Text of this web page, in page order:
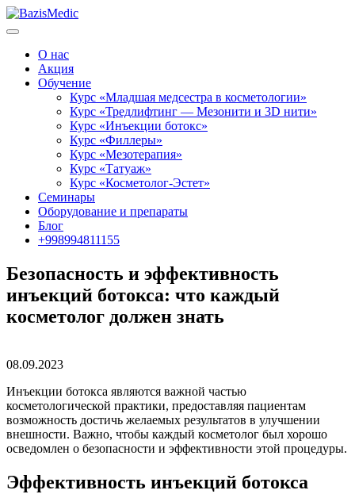
О нас
Акция
Обучение
Курс «Младшая медсестра в косметологии»
Курс «Тредлифтинг — Мезонити и 3D нити»
Курс «Инъекции ботокс»
Курс «Филлеры»
Курс «Мезотерапия»
Курс «Татуаж»
Курс «Косметолог-Эстет»
Семинары
Оборудование и препараты
Блог
+998994811155
Безопасность и эффективность
инъекций ботокса: что каждый
косметолог должен знать
08.09.2023
Инъекции ботокса являются важной частью
косметологической практики, предоставляя пациентам
возможность достичь желаемых результатов в улучшении
внешности. Важно, чтобы каждый косметолог был хорошо
осведомлен о безопасности и эффективности этой процедуры.
Эффективность инъекций ботокса